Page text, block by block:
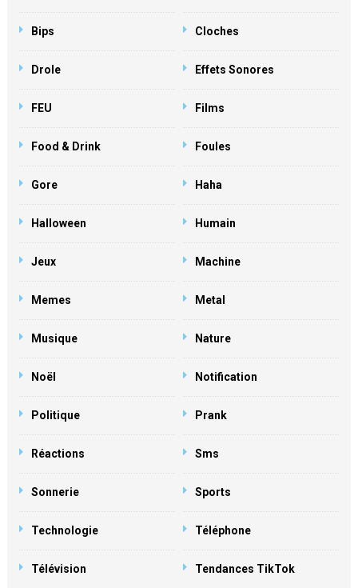
Bips Cloches
Drole Effets Sonores
FEU Films
Food & Drink Foules
Gore Haha
Halloween Humain
Jeux Machine
Memes Metal
Musique Nature
Noël Notification
Politique Prank
Réactions Sms
Sonnerie Sports
Technologie Téléphone
Télévision Tendances TikTok